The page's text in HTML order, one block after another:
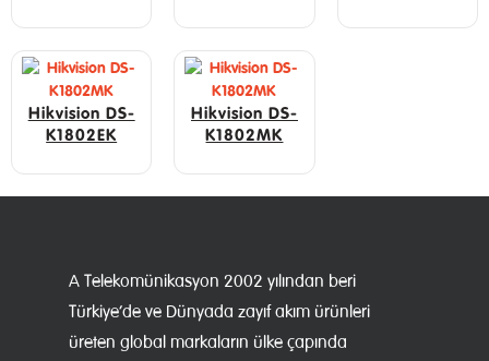
Hikvision DS-
K1802EK
Hikvision DS-
K1802MK
A Telekomünikasyon 2002 yılından beri
Türkiye’de ve Dünyada zayıf akım ürünleri
üreten global markaların ülke çapında